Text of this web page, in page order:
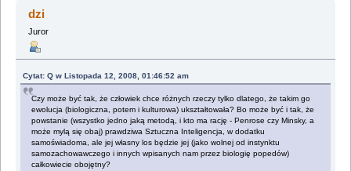
wizja (Przeczytany 1579354 razy)
dzi
Juror
Cytat: Q w Listopada 12, 2008, 01:46:52 am
Czy może być tak, że człowiek chce różnych rzeczy tylko dlatego, że takim go
ewolucja (biologiczna, potem i kulturowa) ukształtowała? Bo może być i tak, że
powstanie (wszystko jedno jaką metodą, i kto ma rację - Penrose czy Minsky, a
może mylą się obaj) prawdziwa Sztuczna Inteligencja, w dodatku
samoświadoma, ale jej własny los będzie jej (jako wolnej od instynktu
samozachowawczego i innych wpisanych nam przez biologię popedów)
całkowiecie obojętny?